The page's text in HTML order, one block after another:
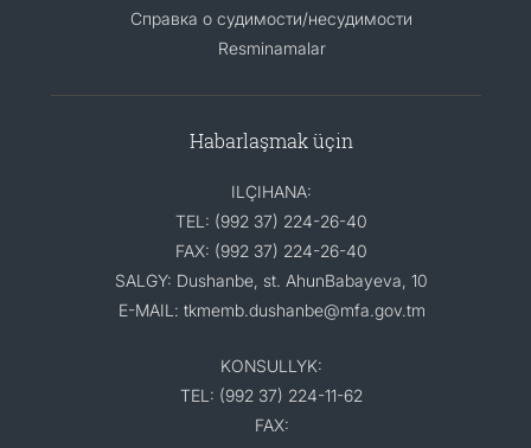
Справка о судимости/несудимости
Resminamalar
Habarlaşmak üçin
ILÇIHANA:
TEL: (992 37) 224-26-40
FAX: (992 37) 224-26-40
SALGY: Dushanbe, st. AhunBabayeva, 10
E-MAIL: tkmemb.dushanbe@mfa.gov.tm
KONSULLYK:
TEL: (992 37) 224-11-62
FAX: